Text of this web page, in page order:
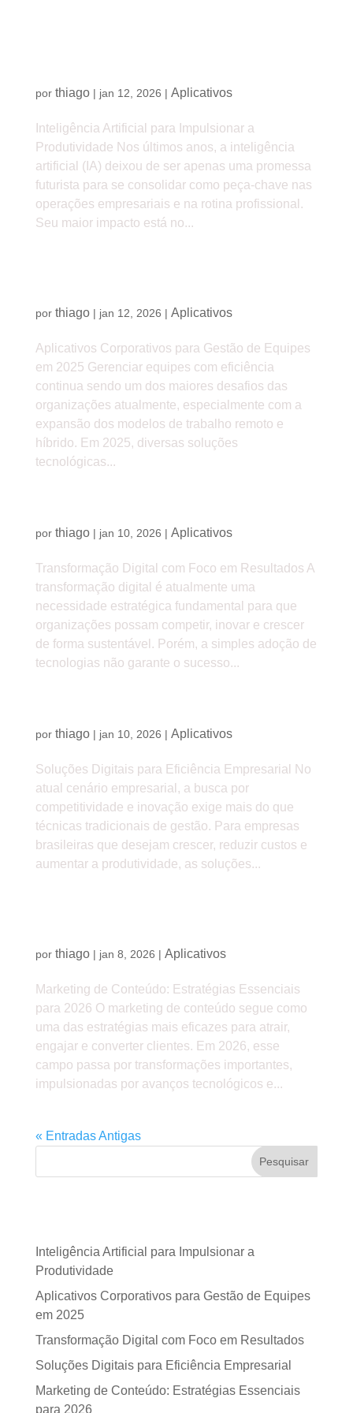
por thiago| jan 12, 2026 | Aplicativos
Inteligência Artificial para Impulsionar a
Produtividade Nos últimos anos, a inteligência
artificial (IA) deixou de ser apenas uma promessa
futurista para se consolidar como peça-chave nas
operações empresariais e na rotina profissional.
Seu maior impacto está no...
por thiago| jan 12, 2026 | Aplicativos
Aplicativos Corporativos para Gestão de Equipes
em 2025 Gerenciar equipes com eficiência
continua sendo um dos maiores desafios das
organizações atualmente, especialmente com a
expansão dos modelos de trabalho remoto e
híbrido. Em 2025, diversas soluções
tecnológicas...
por thiago| jan 10, 2026 | Aplicativos
Transformação Digital com Foco em Resultados A
transformação digital é atualmente uma
necessidade estratégica fundamental para que
organizações possam competir, inovar e crescer
de forma sustentável. Porém, a simples adoção de
tecnologias não garante o sucesso...
por thiago| jan 10, 2026 | Aplicativos
Soluções Digitais para Eficiência Empresarial No
atual cenário empresarial, a busca por
competitividade e inovação exige mais do que
técnicas tradicionais de gestão. Para empresas
brasileiras que desejam crescer, reduzir custos e
aumentar a produtividade, as soluções...
por thiago| jan 8, 2026 | Aplicativos
Marketing de Conteúdo: Estratégias Essenciais
para 2026 O marketing de conteúdo segue como
uma das estratégias mais eficazes para atrair,
engajar e converter clientes. Em 2026, esse
campo passa por transformações importantes,
impulsionadas por avanços tecnológicos e...
« Entradas Antigas
Pesquisar
Inteligência Artificial para Impulsionar a
Produtividade
Aplicativos Corporativos para Gestão de Equipes
em 2025
Transformação Digital com Foco em Resultados
Soluções Digitais para Eficiência Empresarial
Marketing de Conteúdo: Estratégias Essenciais
para 2026